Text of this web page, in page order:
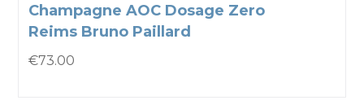
Champagne AOC Dosage Zero
Reims Bruno Paillard
€73.00